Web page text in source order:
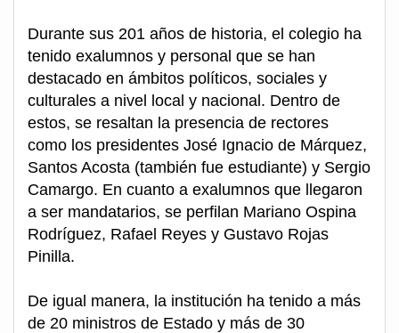
Durante sus 201 años de historia, el colegio ha
tenido exalumnos y personal que se han
destacado en ámbitos políticos, sociales y
culturales a nivel local y nacional. Dentro de
estos, se resaltan la presencia de rectores
como los presidentes José Ignacio de Márquez,
Santos Acosta (también fue estudiante) y Sergio
Camargo. En cuanto a exalumnos que llegaron
a ser mandatarios, se perfilan Mariano Ospina
Rodríguez, Rafael Reyes y Gustavo Rojas
Pinilla.
De igual manera, la institución ha tenido a más
de 20 ministros de Estado y más de 30